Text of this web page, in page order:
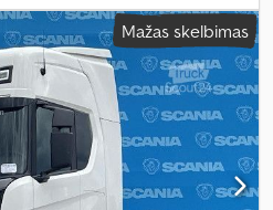
4x2, ratų bazė:3 750 mm, spalva:
, pavaros tipas:automatinis, emisijos
oras, Gamybos metai:2023, sėdimų
autonominis šildytuvas, diferencialo
sistema, oro
Mažas skelbimas